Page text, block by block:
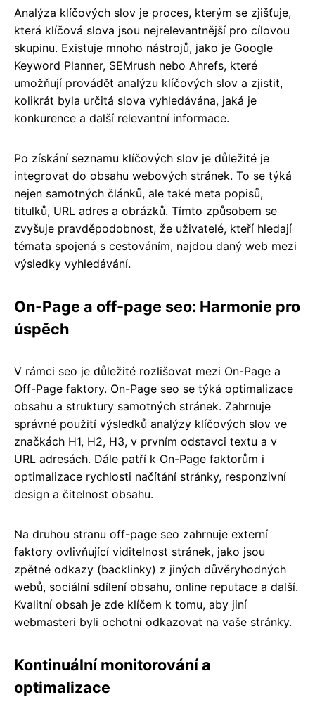
Analýza klíčových slov je proces, kterým se zjišťuje,
která klíčová slova jsou nejrelevantnější pro cílovou
skupinu. Existuje mnoho nástrojů, jako je Google
Keyword Planner, SEMrush nebo Ahrefs, které
umožňují provádět analýzu klíčových slov a zjistit,
kolikrát byla určitá slova vyhledávána, jaká je
konkurence a další relevantní informace.
Po získání seznamu klíčových slov je důležité je
integrovat do obsahu webových stránek. To se týká
nejen samotných článků, ale také meta popisů,
titulků, URL adres a obrázků. Tímto způsobem se
zvyšuje pravděpodobnost, že uživatelé, kteří hledají
témata spojená s cestováním, najdou daný web mezi
výsledky vyhledávání.
On-Page a off-page seo: Harmonie pro
úspěch
V rámci seo je důležité rozlišovat mezi On-Page a
Off-Page faktory. On-Page seo se týká optimalizace
obsahu a struktury samotných stránek. Zahrnuje
správné použití výsledků analýzy klíčových slov ve
značkách H1, H2, H3, v prvním odstavci textu a v
URL adresách. Dále patří k On-Page faktorům i
optimalizace rychlosti načítání stránky, responzivní
design a čitelnost obsahu.
Na druhou stranu off-page seo zahrnuje externí
faktory ovlivňující viditelnost stránek, jako jsou
zpětné odkazy (backlinky) z jiných důvěryhodných
webů, sociální sdílení obsahu, online reputace a další.
Kvalitní obsah je zde klíčem k tomu, aby jiní
webmasteri byli ochotni odkazovat na vaše stránky.
Kontinuální monitorování a
optimalizace